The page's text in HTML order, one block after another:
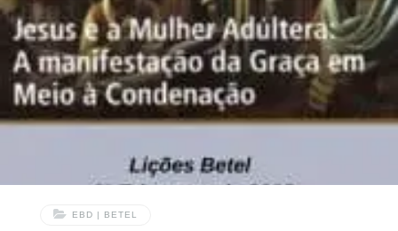
12.45 VERDADE APLICADA Jesus Cristo é a plena e
definitiva revelação do Pai. OBJETIVOS DA LIÇÃO
Compreender que, em Jesus, Deus manifestou o Seu
amor.Ressaltar que o
EBD | BETEL